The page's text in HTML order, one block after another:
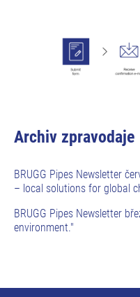
Archiv zpravodaje
BRUGG Pipes Newsletter
– local solutions for global
BRUGG Pipes Newsletter
environment."